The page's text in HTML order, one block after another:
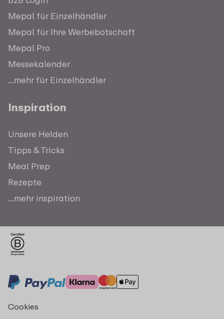
Mepal für Einzelhändler
Mepal für Ihre Werbebotschaft
Mepal Pro
Messekalender
...mehr für Einzelhändler
Inspiration
Unsere Helden
Tipps & Tricks
Meal Prep
Rezepte
...mehr inspiration
Cookies